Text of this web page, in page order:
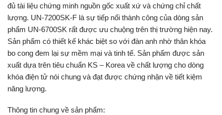
đủ tài liệu chứng minh nguồn gốc xuất xứ và chứng chỉ chất
lượng. UN-7200SK-F là sự tiếp nối thành công của dòng sản
phẩm UN-6700SK rất được ưu chuộng trên thị trường hiện nay.
Sản phẩm có thiết kế khác biệt so với đàn anh nhờ thân khóa
bo cong đem lại sự mềm mại và tinh tế. Sản phẩm được sản
xuất dựa trên tiêu chuẩn KS – Korea về chất lượng cho dòng
khóa điện tử nói chung và đạt được chứng nhận về tiết kiệm
năng lượng.
Thông tin chung về sản phẩm: